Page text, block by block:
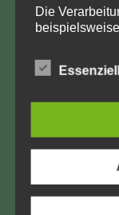
Anja Röhl
Kiehlufer 43
Datenschutz
Die
Person, erfolgt
Datenschutz-
Mittels dieser
Unternehmen
verarbeiteten
informieren.